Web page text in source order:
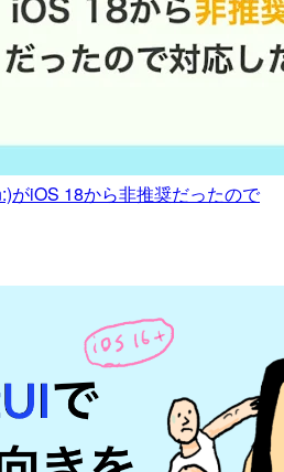
がiOS 18から非推奨だったので